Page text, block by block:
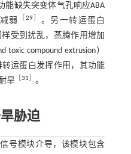
能缺失突变体气孔响应ABA
弱
29
。另一转运蛋白
受到扰乱，蒸腾作用增加
toxic compound extrusion）
转运蛋白发挥作用，其功能
旱
31 。
胁迫
号模块介导，该模块包含